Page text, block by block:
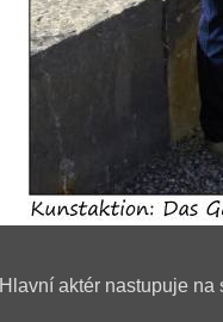
Hlavní aktér nastupuje na